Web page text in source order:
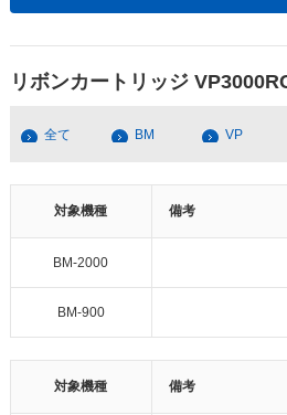
リボンカートリッジ
全て BM VP
対象機種 備考
BM-2000
BM-900
対象機種 備考